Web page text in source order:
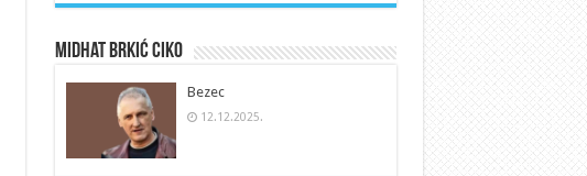
Midhat Brkić Ciko
Bezec
12.12.2025.